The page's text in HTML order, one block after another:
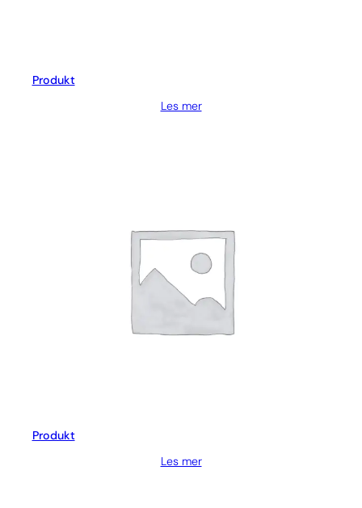
Produkt
Les mer
Produkt
Les mer